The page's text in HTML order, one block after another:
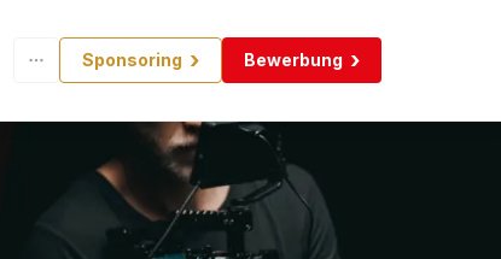
Sponsoring Bewerbung